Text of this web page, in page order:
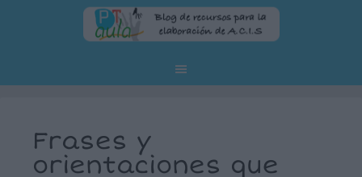
Frases y
orientaciones que